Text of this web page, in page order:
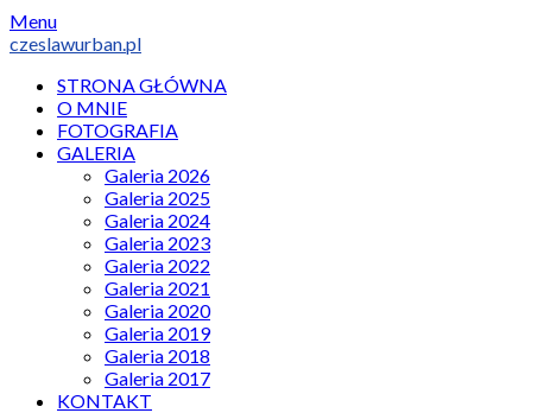
Skip
to
Menu
czeslawurban.pl
STRONA GŁÓWNA
O MNIE
FOTOGRAFIA
GALERIA
Galeria 2026
Galeria 2025
Galeria 2024
Galeria 2023
Galeria 2022
Galeria 2021
Galeria 2020
Galeria 2019
Galeria 2018
Galeria 2017
KONTAKT